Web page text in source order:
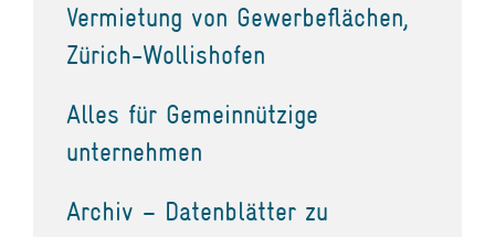
Vermietung von Gewerbeflächen,
Zürich-Wollishofen
Alles für Gemeinnützige
unternehmen
Archiv – Datenblätter zu